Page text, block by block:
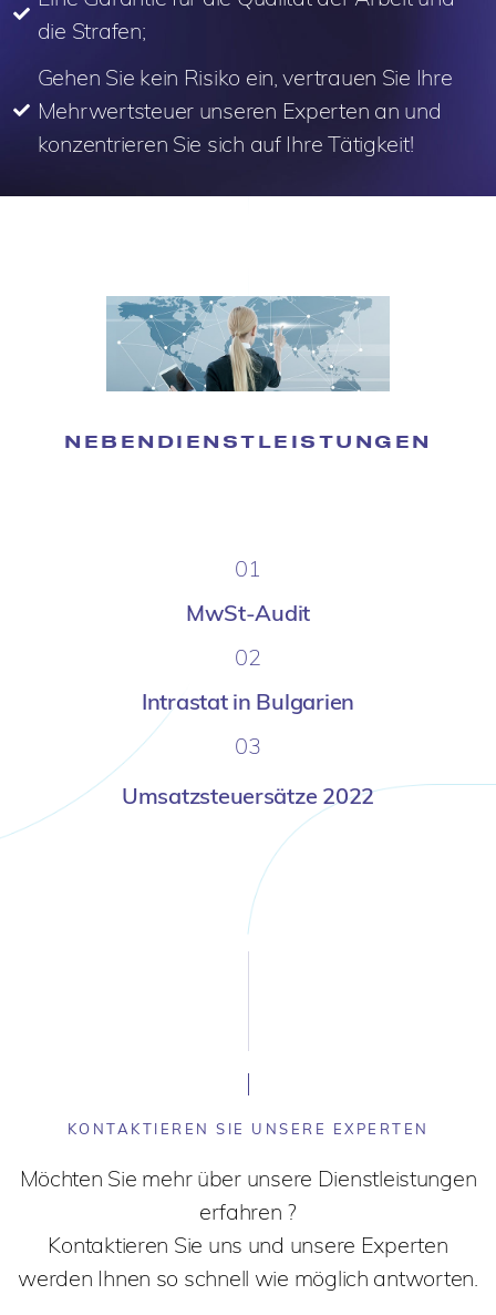
die Strafen;
Gehen Sie kein Risiko ein, vertrauen Sie Ihre
Mehrwertsteuer unseren Experten an und
konzentrieren Sie sich auf Ihre Tätigkeit!
NEBENDIENSTLEISTUNGEN
01
MwSt-Audit
02
Intrastat in Bulgarien
03
Umsatzsteuersätze 2022
KONTAKTIEREN SIE UNSERE EXPERTEN
Möchten Sie mehr über unsere Dienstleistungen
erfahren ?
Kontaktieren Sie uns und unsere Experten
werden Ihnen so schnell wie möglich antworten.